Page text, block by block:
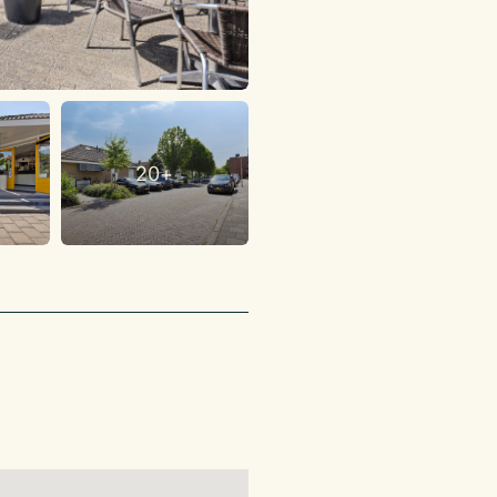
is
de deur
plaats.
huurder een
20+